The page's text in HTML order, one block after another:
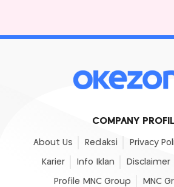
COMPANY
About Us Redaksi Privacy
Karier Info Iklan Disclaimer
Profile MNC Group MNC